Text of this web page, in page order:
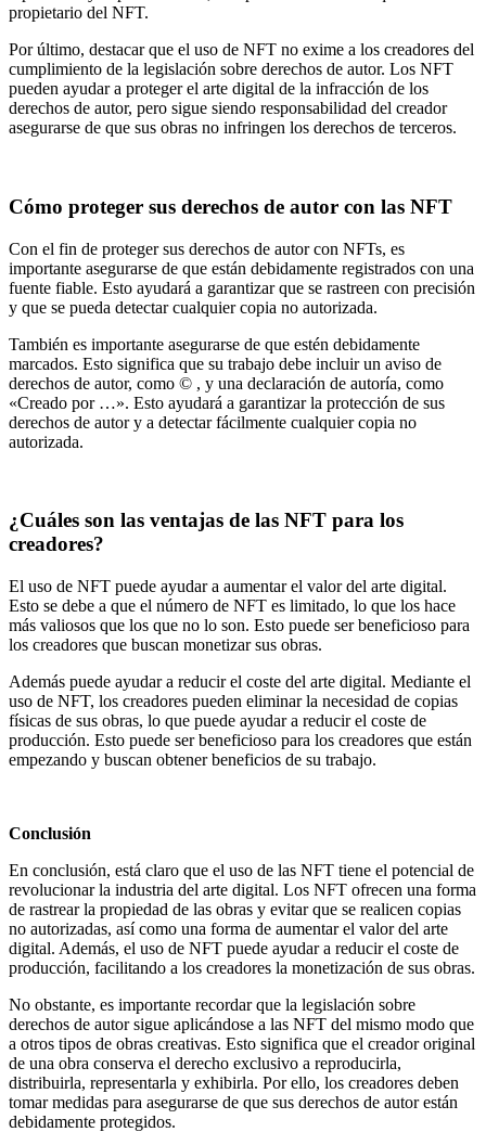
propietario del NFT.
Por último, destacar que el uso de NFT no exime a los creadores del
cumplimiento de la legislación sobre derechos de autor. Los NFT
pueden ayudar a proteger el arte digital de la infracción de los
derechos de autor, pero sigue siendo responsabilidad del creador
asegurarse de que sus obras no infringen los derechos de terceros.
Cómo proteger sus derechos de autor con las NFT
Con el fin de proteger sus derechos de autor con NFTs, es
importante asegurarse de que están debidamente registrados con una
fuente fiable. Esto ayudará a garantizar que se rastreen con precisión
y que se pueda detectar cualquier copia no autorizada.
También es importante asegurarse de que estén debidamente
marcados. Esto significa que su trabajo debe incluir un aviso de
derechos de autor, como © , y una declaración de autoría, como
«Creado por …». Esto ayudará a garantizar la protección de sus
derechos de autor y a detectar fácilmente cualquier copia no
autorizada.
¿Cuáles son las ventajas de las NFT para los
creadores?
El uso de NFT puede ayudar a aumentar el valor del arte digital.
Esto se debe a que el número de NFT es limitado, lo que los hace
más valiosos que los que no lo son. Esto puede ser beneficioso para
los creadores que buscan monetizar sus obras.
Además puede ayudar a reducir el coste del arte digital. Mediante el
uso de NFT, los creadores pueden eliminar la necesidad de copias
físicas de sus obras, lo que puede ayudar a reducir el coste de
producción. Esto puede ser beneficioso para los creadores que están
empezando y buscan obtener beneficios de su trabajo.
Conclusión
En conclusión, está claro que el uso de las NFT tiene el potencial de
revolucionar la industria del arte digital. Los NFT ofrecen una forma
de rastrear la propiedad de las obras y evitar que se realicen copias
no autorizadas, así como una forma de aumentar el valor del arte
digital. Además, el uso de NFT puede ayudar a reducir el coste de
producción, facilitando a los creadores la monetización de sus obras.
No obstante, es importante recordar que la legislación sobre
derechos de autor sigue aplicándose a las NFT del mismo modo que
a otros tipos de obras creativas. Esto significa que el creador original
de una obra conserva el derecho exclusivo a reproducirla,
distribuirla, representarla y exhibirla. Por ello, los creadores deben
tomar medidas para asegurarse de que sus derechos de autor están
debidamente protegidos.